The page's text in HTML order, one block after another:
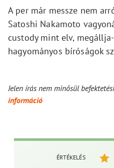
A per már messze nem
Satoshi Nakamoto
custody mint elv,
hagyományos bíróságok
Jelen írás nem minősül
információ
ÉRTÉKELÉS